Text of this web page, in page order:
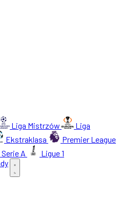
Liga Mistrzów
Liga
Ekstraklasa
Premier League
Serie A
Ligue 1